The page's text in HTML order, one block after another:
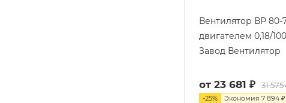
Вентилятор ВР
двигателем 0,18/
Завод Вентилятор
от 23 681 ₽ 31 575
-25% Экономия 7 894 ₽